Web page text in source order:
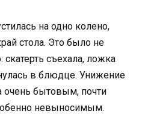
на одно колено,
стола. Это было не
скатерть съехала, ложка
в блюдце. Унижение
очень бытовым, почти
невыносимым.